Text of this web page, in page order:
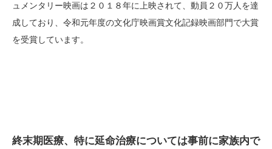
ュメンタリー映画は２０１８年に上映されて、動員２０万人を達
成しており、令和元年度の文化庁映画賞文化記録映画部門で大賞
を受賞しています。
終末期医療、特に延命治療については事前に家族内で